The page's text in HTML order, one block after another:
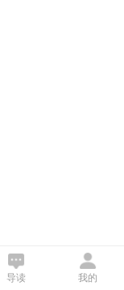
导读 我的